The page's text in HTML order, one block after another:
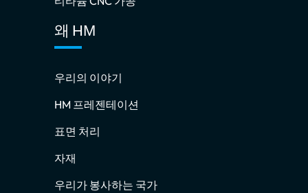
왜 HM
우리의 이야기
HM 프레젠테이션
표면 처리
자재
우리가 봉사하는 국가